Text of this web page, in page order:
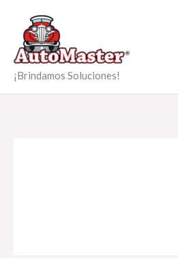
contenido
¡Brindamos Soluciones!